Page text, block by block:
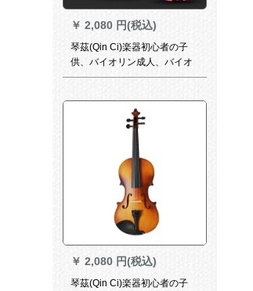
￥ 2,080 円(税込)
琴茲(Qin Ci)楽器初心者の子
供、バイオリン成人、バイオ
リン配送全セクト3/4ピンク
￥ 2,080 円(税込)
琴茲(Qin Ci)楽器初心者の子